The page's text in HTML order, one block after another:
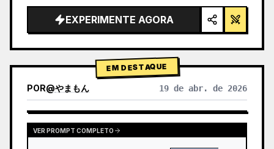
detalhes brilhantes",
  "background": "{argument
default=\"gradien…
EXPERIMENTE AGORA
EM DESTAQUE
POR@やまもん 19 de abr. de 2026
VER RESULTADOS DE OUTROS MODELOS
VER PROMPT COMPLETO